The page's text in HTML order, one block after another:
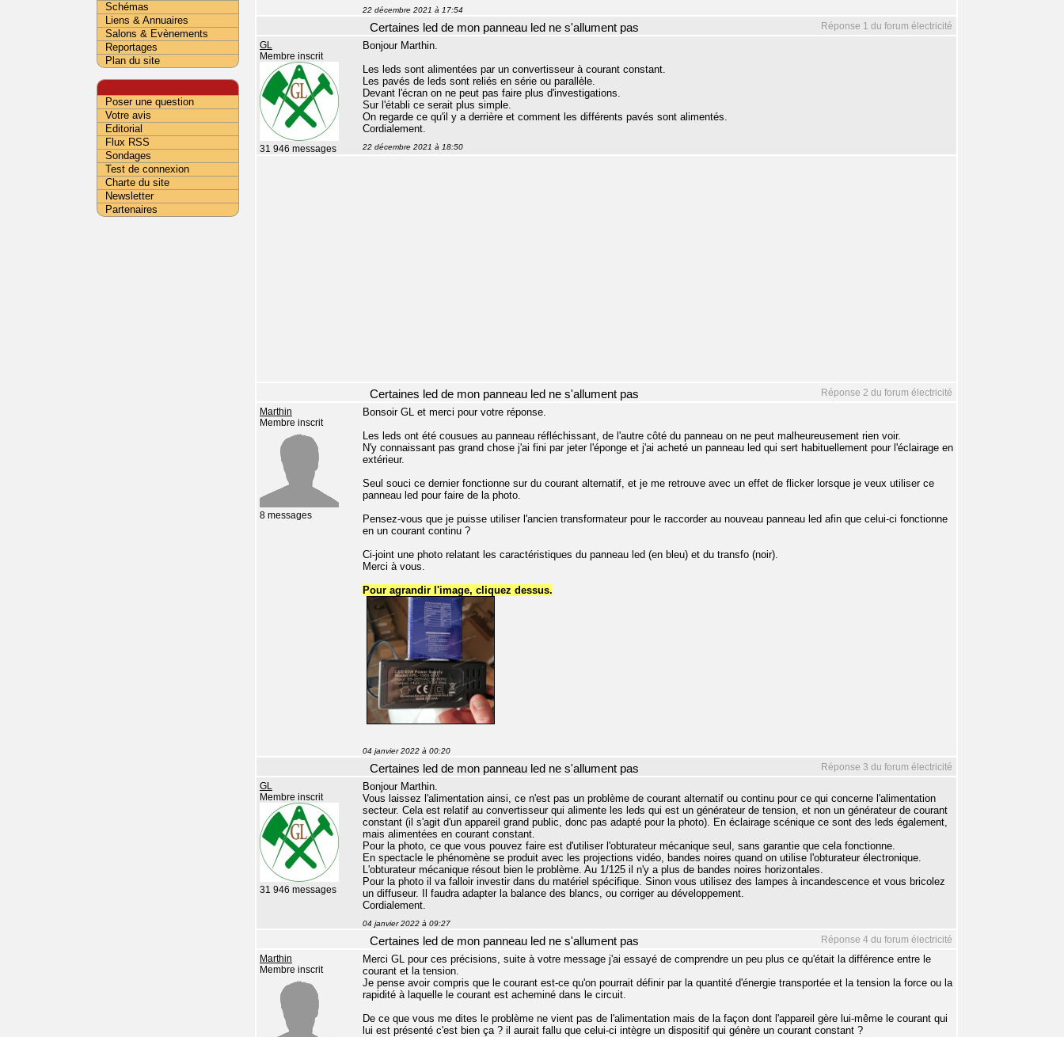
22 décembre 2021 à 17:54
Réponse 1 du forum électricité
Certaines led de mon panneau led ne s'allument pas
GL
Membre inscrit
31 946 messages
Bonjour Marthin.
Les leds sont alimentées par un convertisseur à courant constant.
Les pavés de leds sont reliés en série ou parallèle.
Devant l'écran on ne peut pas faire plus d'investigations.
Sur l'établi ce serait plus simple.
On regarde ce qu'il y a derrière et comment les différents pavés sont alimentés.
Cordialement.
22 décembre 2021 à 18:50
Réponse 2 du forum électricité
Certaines led de mon panneau led ne s'allument pas
Marthin
Membre inscrit
8 messages
Bonsoir GL et merci pour votre réponse.
Les leds ont été cousues au panneau réfléchissant, de l'autre côté du panneau on ne peut malheureusement rien voir.
N'y connaissant pas grand chose j'ai fini par jeter l'éponge et j'ai acheté un panneau led qui sert habituellement pour l'éclairage en
extérieur.
Seul souci ce dernier fonctionne sur du courant alternatif, et je me retrouve avec un effet de flicker lorsque je veux utiliser ce
panneau led pour faire de la photo.
Pensez-vous que je puisse utiliser l'ancien transformateur pour le raccorder au nouveau panneau led afin que celui-ci fonctionne
en un courant continu ?
Ci-joint une photo relatant les caractéristiques du panneau led (en bleu) et du transfo (noir).
Merci à vous.
Pour agrandir l'image, cliquez dessus.
04 janvier 2022 à 00:20
Réponse 3 du forum électricité
Certaines led de mon panneau led ne s'allument pas
GL
Membre inscrit
31 946 messages
Bonjour Marthin.
Vous laissez l'alimentation ainsi, ce n'est pas un problème de courant alternatif ou continu pour ce qui concerne l'alimentation
secteur. Cela est relatif au convertisseur qui alimente les leds qui est un générateur de tension, et non un générateur de courant
constant (il s'agit d'un appareil grand public, donc pas adapté pour la photo). En éclairage scénique ce sont des leds également,
mais alimentées en courant constant.
Pour la photo, ce que vous pouvez faire est d'utiliser l'obturateur mécanique seul, sans garantie que cela fonctionne.
En spectacle le phénomène se produit avec les projections vidéo, bandes noires quand on utilise l'obturateur électronique.
L'obturateur mécanique résout bien le problème. Au 1/125 il n'y a plus de bandes noires horizontales.
Pour la photo il va falloir investir dans du matériel spécifique. Sinon vous utilisez des lampes à incandescence et vous bricolez
un diffuseur. Il faudra adapter la balance des blancs, ou corriger au développement.
Cordialement.
04 janvier 2022 à 09:27
Réponse 4 du forum électricité
Certaines led de mon panneau led ne s'allument pas
Marthin
Membre inscrit
Merci GL pour ces précisions, suite à votre message j'ai essayé de comprendre un peu plus ce qu'était la différence entre le
courant et la tension.
Je pense avoir compris que le courant est-ce qu'on pourrait définir par la quantité d'énergie transportée et la tension la force ou la
rapidité à laquelle le courant est acheminé dans le circuit.
De ce que vous me dites le problème ne vient pas de l'alimentation mais de la façon dont l'appareil gère lui-même le courant qui
lui est présenté c'est bien ça ? il aurait fallu que celui-ci intègre un dispositif qui génère un courant constant ?
Schémas
Liens & Annuaires
Salons & Evènements
Reportages
Plan du site
Poser une question
Votre avis
Editorial
Flux RSS
Sondages
Test de connexion
Charte du site
Newsletter
Partenaires